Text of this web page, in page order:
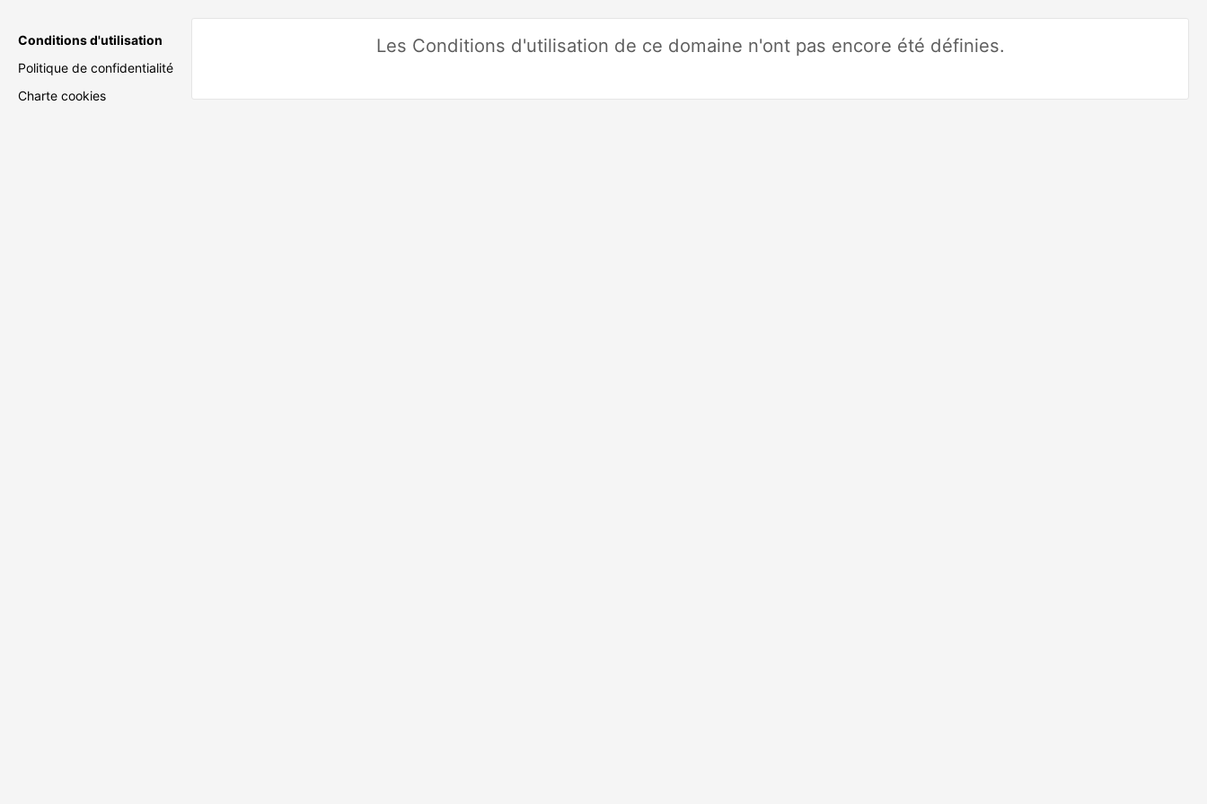
Conditions d'utilisation
Politique de confidentialité
Charte cookies
Les Conditions d'utilisation de ce domaine n'ont pas encore été définies.